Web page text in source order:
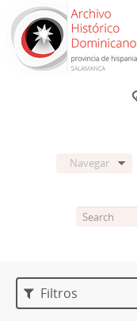
Navegar
Filtros